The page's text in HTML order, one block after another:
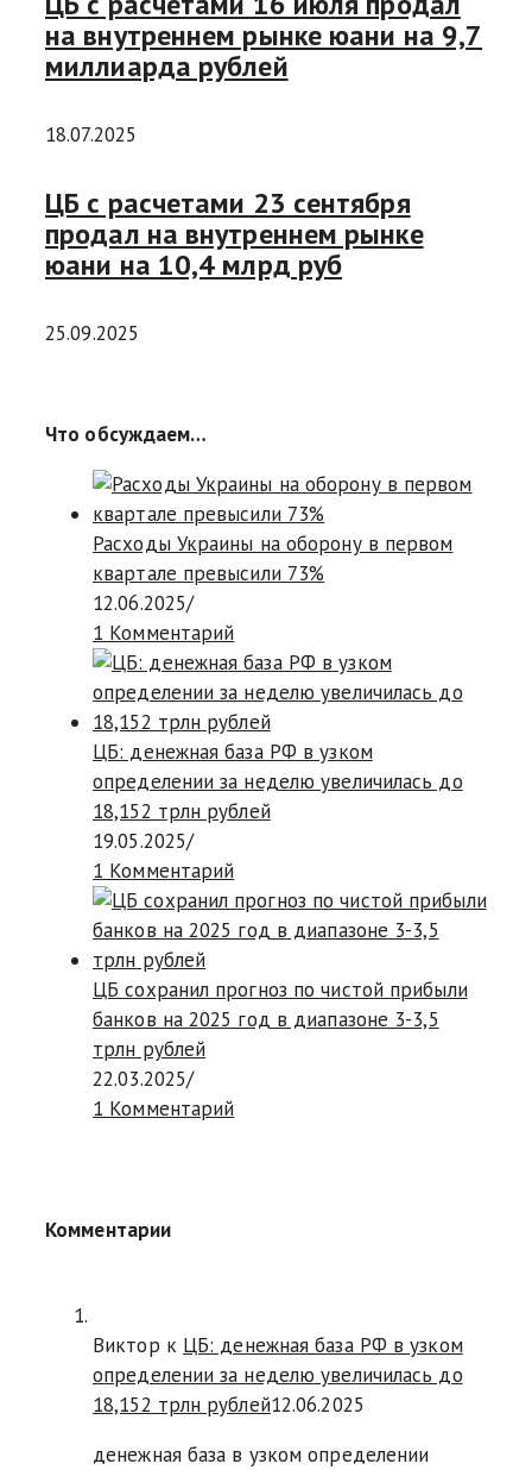
на внутреннем рынке юани на 9,7
миллиарда рублей
18.07.2025
ЦБ с расчетами 23 сентября
продал на внутреннем рынке
юани на 10,4 млрд руб
25.09.2025
Что обсуждаем…
Расходы Украины на оборону в первом
квартале превысили 73%
12.06.2025/
1 Комментарий
ЦБ: денежная база РФ в узком
определении за неделю увеличилась до
18,152 трлн рублей
19.05.2025/
1 Комментарий
ЦБ сохранил прогноз по чистой прибыли
банков на 2025 год в диапазоне 3-3,5
трлн рублей
22.03.2025/
1 Комментарий
Комментарии
Виктор к ЦБ: денежная база РФ в узком
определении за неделю увеличилась до
18,152 трлн рублей12.06.2025
денежная база в узком определении